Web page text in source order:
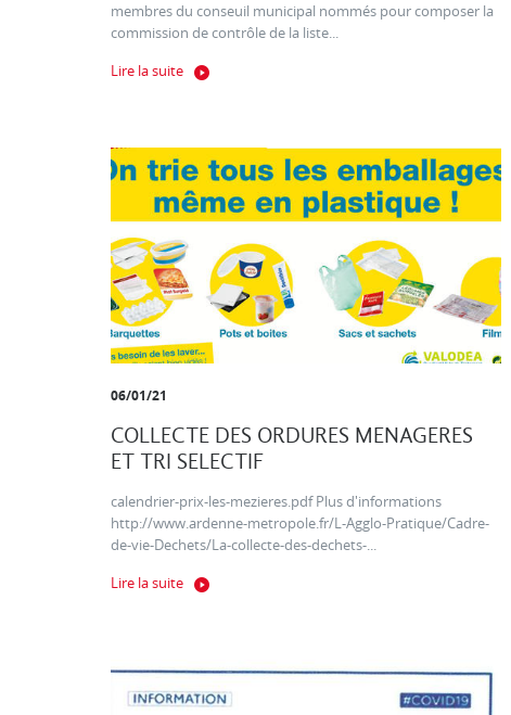
membres du conseuil municipal nommés pour composer la
commission de contrôle de la liste...
Lire la suite
06/01/21
COLLECTE DES ORDURES MENAGERES
ET TRI SELECTIF
calendrier-prix-les-mezieres.pdf Plus d'informations
http://www.ardenne-metropole.fr/L-Agglo-Pratique/Cadre-
de-vie-Dechets/La-collecte-des-dechets-...
Lire la suite